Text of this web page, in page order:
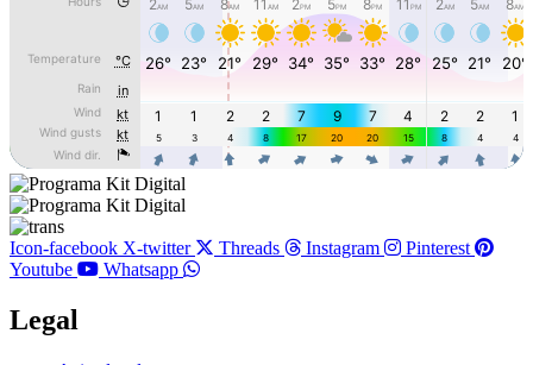
Icon-facebook X-twitter Threads Instagram
Pinterest
Youtube
Whatsapp
Legal